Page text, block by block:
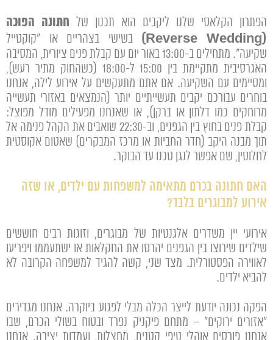
הפתרון הקלאסי שלנו ליקבים הוא תכנון של חתונה הפוכה
(Reverse Wedding)
בשישי בצהריים או "קוקטייל
שקיעה". מתחילים ב-13:00 באור יום עם קבלת פנים ציורית, המסיבה
האגרסיבית מתקיימת בין 15:00 ל-18:00 (כשהחוק מתיר רעש),
ומסיימים עם השקיעה. אם אתם מתעקשים על אירוע לילה, אנחנו
בוחרים עבורכם יקבים תעשייתיים יותר (הנמצאים באזורי תעשייה
מרוחקים כמו דלתון או ברקן), או שאנחנו מפעילים מודל מפוצל:
קבלת פנים בחוץ בין הגפנים, וב-22:30 שואבים את הקהל פנימה אל
תוך מבנה היקב (חדר החביות או מרכז המבקרים) שאטום אקוסטית
לחלוטין, שם אפשר לנגן טכנו עד הבוקר.
האם חתונה בכרם מתאימה למשפחות עם ילדים, או שזה
אירוע למבוגרים בלבד?
אירועי יין משדרים אלגנטיות של מבוגרים, וזוגות רבים חוששים
שילדים שירוצו בין הגפנים יהרסו את החקלאות או ישתעממו ויפריעו
לאווירה הפסטורלית. מצד שני, קשה להגיד למשפחה הקרובה לא
להביא ילדים.
הפקה נכונה יודעת לייצר הכלה מבלי לפגוע ביוקרה. אנחנו מגדירים
"אזורים ירוקים" – מתחם פיקניק נפרד ובטוח בשולי הכרם, שבו
אנחנו פורסים אוהלי טיפי קטנים, מחצלות, ועמדות יצירה. אנחנו